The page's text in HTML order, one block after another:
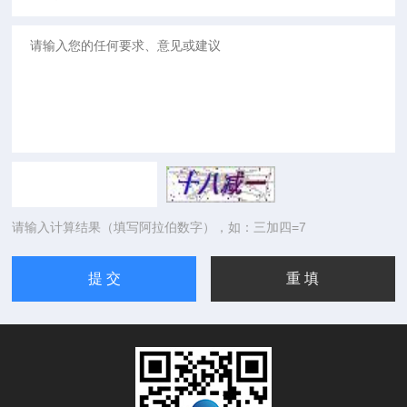
请输入计算结果（填写阿拉伯数字），如：三加四=7